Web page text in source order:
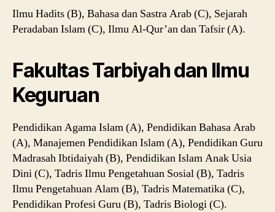
Ilmu Hadits (B), Bahasa dan Sastra Arab (C), Sejarah
Peradaban Islam (C), Ilmu Al-Qur’an dan Tafsir (A).
Fakultas Tarbiyah dan Ilmu
Keguruan
Pendidikan Agama Islam (A), Pendidikan Bahasa Arab
(A), Manajemen Pendidikan Islam (A), Pendidikan Guru
Madrasah Ibtidaiyah (B), Pendidikan Islam Anak Usia
Dini (C), Tadris Ilmu Pengetahuan Sosial (B), Tadris
Ilmu Pengetahuan Alam (B), Tadris Matematika (C),
Pendidikan Profesi Guru (B), Tadris Biologi (C).